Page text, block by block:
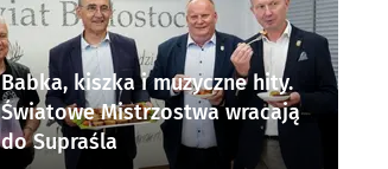
Babka, kiszka i muzyczne hity.
Światowe Mistrzostwa wracają
do Supraśla